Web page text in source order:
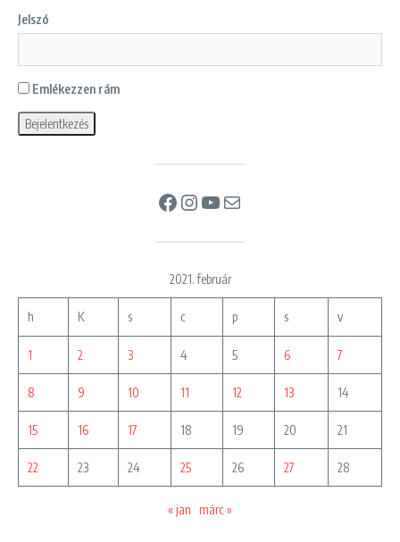
Jelszó
Emlékezzen rám
Facebook
Instagram
YouTube
Mail
2021. február
h K s c p s v
1 2 3 4 5 6 7
8 9 10 11 12 13 14
15 16 17 18 19 20 21
22 23 24 25 26 27 28
« jan márc »